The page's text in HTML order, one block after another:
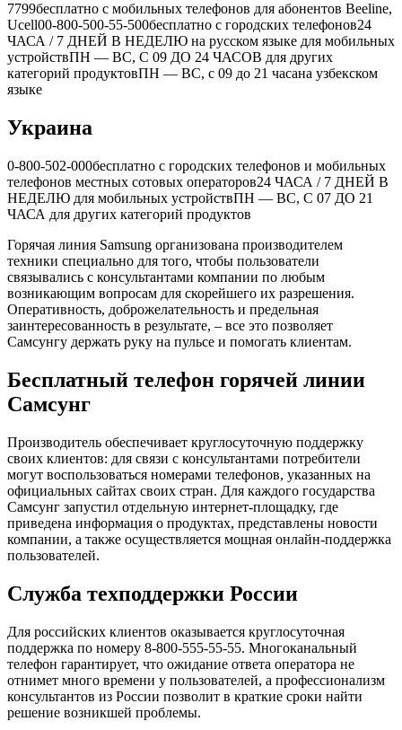
7799бесплатно с мобильных телефонов для абонентов Beeline,
Ucell00-800-500-55-500бесплатно с городских телефонов24
ЧАСА / 7 ДНЕЙ В НЕДЕЛЮ на русском языке для мобильных
устройствПН — ВС, С 09 ДО 24 ЧАСОВ для других
категорий продуктовПН — ВС, с 09 до 21 часана узбекском
языке
Украина
0-800-502-000бесплатно с городских телефонов и мобильных
телефонов местных сотовых операторов24 ЧАСА / 7 ДНЕЙ В
НЕДЕЛЮ для мобильных устройствПН — ВС, С 07 ДО 21
ЧАСА для других категорий продуктов
Горячая линия Samsung организована производителем
техники специально для того, чтобы пользователи
связывались с консультантами компании по любым
возникающим вопросам для скорейшего их разрешения.
Оперативность, доброжелательность и предельная
заинтересованность в результате, – все это позволяет
Самсунгу держать руку на пульсе и помогать клиентам.
Бесплатный телефон горячей линии
Самсунг
Производитель обеспечивает круглосуточную поддержку
своих клиентов: для связи с консультантами потребители
могут воспользоваться номерами телефонов, указанных на
официальных сайтах своих стран. Для каждого государства
Самсунг запустил отдельную интернет-площадку, где
приведена информация о продуктах, представлены новости
компании, а также осуществляется мощная онлайн-поддержка
пользователей.
Служба техподдержки России
Для российских клиентов оказывается круглосуточная
поддержка по номеру 8-800-555-55-55. Многоканальный
телефон гарантирует, что ожидание ответа оператора не
отнимет много времени у пользователей, а профессионализм
консультантов из России позволит в краткие сроки найти
решение возникшей проблемы.